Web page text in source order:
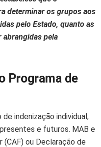
determinar os grupos aos
pelo Estado, quanto as
pela
Programa de
indenização individual,
e futuros. MAB e
(CAF) ou Declaração de